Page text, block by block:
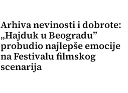
Arhiva nevinosti i dobrote:
„Hajduk u Beogradu”
probudio najlepše emocije
na Festivalu filmskog
scenarija